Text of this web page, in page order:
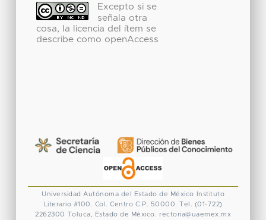
Excepto si se
señala otra
cosa, la licencia del ítem se
describe como openAccess
Universidad Autónoma del Estado de México
Instituto
Literario #100. Col. Centro C.P. 50000. Tel. (01-722)
2262300 Toluca, Estado de México. rectoria@uaemex.mx